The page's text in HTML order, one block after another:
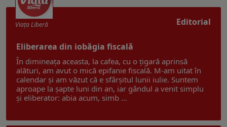
Editorial
Viaţa Liberă
Eliberarea din iobăgia fiscală
În dimineața aceasta, la cafea, cu o țigară aprinsă
alături, am avut o mică epifanie fiscală. M-am uitat în
calendar și am văzut că e sfârșitul lunii iulie. Suntem
aproape la șapte luni din an, iar gândul a venit simplu
și eliberator: abia acum, simb ...